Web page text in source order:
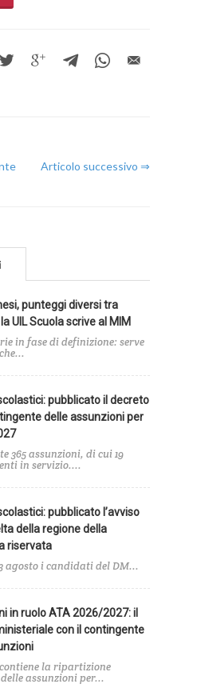
Articolo successivo ⇒
punteggi diversi tra
UIL Scuola scrive al MIM
in fase di definizione: serve
pubblicato il decreto
delle assunzioni per
365 assunzioni, di cui 19
in servizio....
pubblicato l’avviso
della regione della
riservata
agosto i candidati del DM...
in ruolo ATA 2026/2027: il
con il contingente
la ripartizione
assunzioni per...